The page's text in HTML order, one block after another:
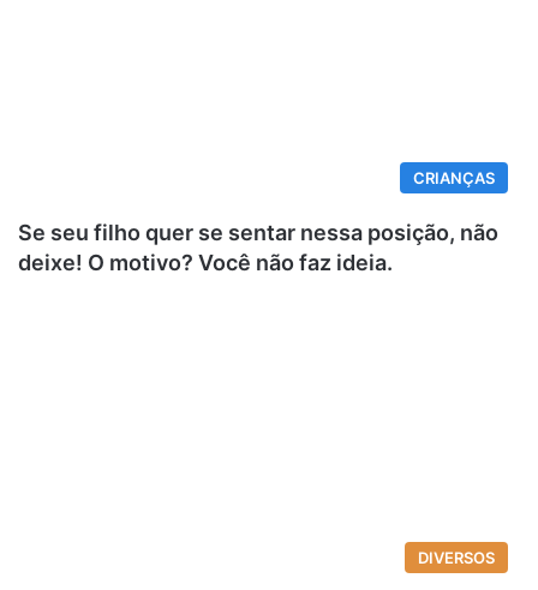
CRIANÇAS
Se seu filho quer se sentar nessa posição, não
deixe! O motivo? Você não faz ideia.
DIVERSOS